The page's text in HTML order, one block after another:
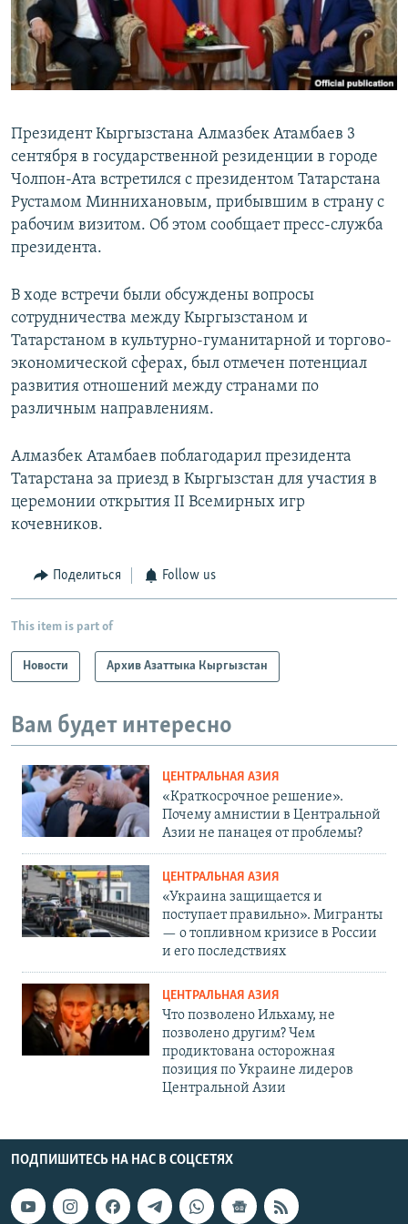
Президент Кыргызстана Алмазбек Атамбаев 3
сентября в государственной резиденции в городе
Чолпон-Ата встретился с президентом Татарстана
Рустамом Миннихановым, прибывшим в страну с
рабочим визитом. Об этом сообщает пресс-служба
президента.
В ходе встречи были обсуждены вопросы
сотрудничества между Кыргызстаном и
Татарстаном в культурно-гуманитарной и торгово-
экономической сферах, был отмечен потенциал
развития отношений между странами по
различным направлениям.
Алмазбек Атамбаев поблагодарил президента
Татарстана за приезд в Кыргызстан для участия в
церемонии открытия II Всемирных игр
кочевников.
Поделиться Follow us
This item is part of
Новости Архив Азаттыка Кыргызстан
Вам будет интересно
ЦЕНТРАЛЬНАЯ АЗИЯ
«Краткосрочное решение».
Почему амнистии в Центральной
Азии не панацея от проблемы?
ЦЕНТРАЛЬНАЯ АЗИЯ
«Украина защищается и
поступает правильно». Мигранты
— о топливном кризисе в России
и его последствиях
ЦЕНТРАЛЬНАЯ АЗИЯ
Что позволено Ильхаму, не
позволено другим? Чем
продиктована осторожная
позиция по Украине лидеров
Центральной Азии
ПОДПИШИТЕСЬ НА НАС В СОЦСЕТЯХ